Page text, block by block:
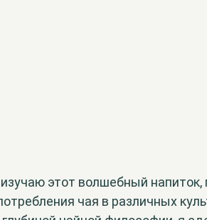
этот волшебный напиток,
чая в различных